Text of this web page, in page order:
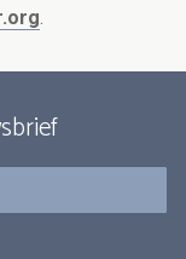
.